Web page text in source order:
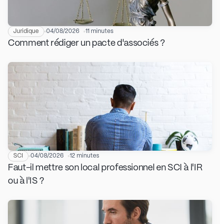
Juridique 04/08/2026 11 minutes
Comment rédiger un pacte d'associés ?
SCI 04/08/2026 12 minutes
Faut-il mettre son local professionnel en SCI à l'IR
ou à l'IS ?